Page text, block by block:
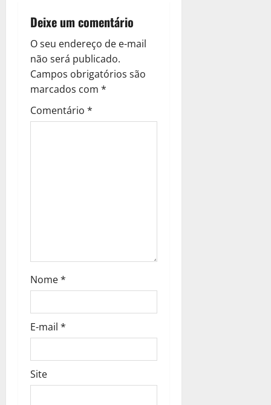
v
i
g
a
t
Deixe um comentário
O seu endereço de e-mail
não será publicado.
Campos obrigatórios são
marcados com *
Comentário *
Nome*
E-mail *
Site